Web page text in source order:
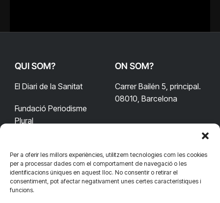
Per a oferir les millors experiències, utilitzem tecnologies com les cookies
per a processar dades com el comportament de navegació o les
identificacions úniques en aquest lloc. No consentir o retirar el
consentiment, pot afectar negativament unes certes característiques i
funcions.
QUI SOM?
El Diari de la Sanitat
Fundació Periodisme
Plural
ON SOM?
Carrer Bailén 5, principal.
08010, Barcelona
CONTACTA'NS
redaccio@diarisanitat.cat
CONNECTA